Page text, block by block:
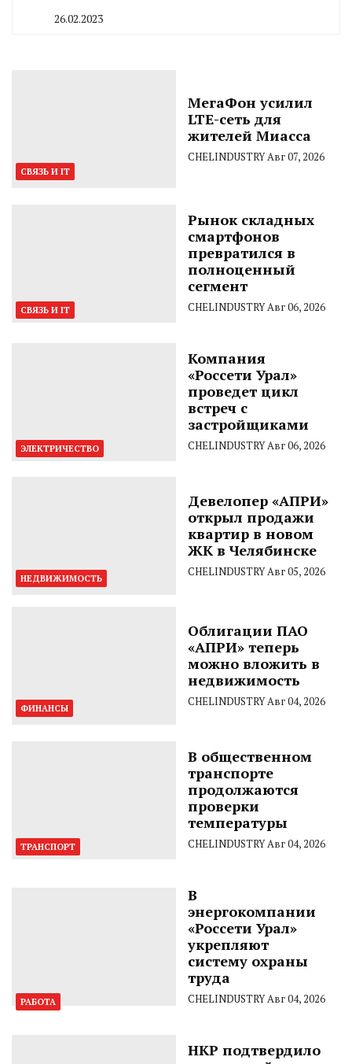
26.02.2023
СВЯЗЬ И IT
МегаФон усилил
LTE-сеть для
жителей Миасса
CHELINDUSTRY Авг 07, 2026
СВЯЗЬ И IT
Рынок складных
смартфонов
превратился в
полноценный
сегмент
CHELINDUSTRYАвг 06, 2026
ЭЛЕКТРИЧЕСТВО
Компания
«Россети Урал»
проведет цикл
встреч с
застройщиками
CHELINDUSTRYАвг 06, 2026
НЕДВИЖИМОСТЬ
Девелопер «АПРИ»
открыл продажи
квартир в новом
ЖК в Челябинске
CHELINDUSTRYАвг 05, 2026
ФИНАНСЫ
Облигации ПАО
«АПРИ» теперь
можно вложить в
недвижимость
CHELINDUSTRYАвг 04, 2026
ТРАНСПОРТ
В общественном
транспорте
продолжаются
проверки
температуры
CHELINDUSTRYАвг 04, 2026
РАБОТА
В
энергокомпании
«Россети Урал»
укрепляют
систему охраны
труда
CHELINDUSTRYАвг 04, 2026
НКР подтвердило